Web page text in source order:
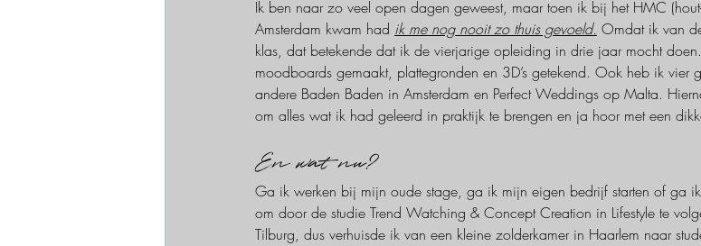
Ik ben naar zo veel open dagen geweest, maar toen ik bij het HMC
Amsterdam kwam had ik me nog nooit zo thuis gevoeld. Omdat ik van
klas, dat betekende dat ik de vierjarige opleiding in drie jaar mocht
moodboards gemaakt, plattegronden en 3D’s getekend. Ook heb ik
andere Baden Baden in Amsterdam en Perfect Weddings op Malta.
om alles wat ik had geleerd in praktijk te brengen en ja hoor met een
En wat nu?
Ga ik werken bij mijn oude stage, ga ik mijn eigen bedrijf starten of ga
om door de studie Trend Watching & Concept Creation in Lifestyle te
Tilburg, dus verhuisde ik van een kleine zolderkamer in Haarlem naar